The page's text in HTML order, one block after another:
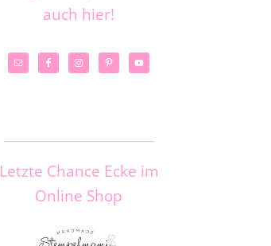
auch hier!
Letzte Chance Ecke im
Online Shop